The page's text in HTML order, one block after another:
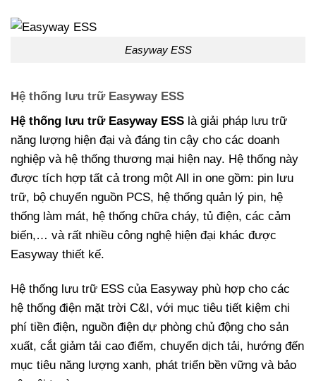
Easyway ESS
Hệ thống lưu trữ Easyway ESS
Hệ thống lưu trữ Easyway ESS là giải pháp lưu trữ
năng lượng hiện đại và đáng tin cậy cho các doanh
nghiệp và hệ thống thương mại hiện nay. Hệ thống này
được tích hợp tất cả trong một All in one gồm: pin lưu
trữ, bộ chuyển nguồn PCS, hệ thống quản lý pin, hệ
thống làm mát, hệ thống chữa cháy, tủ điện, các cảm
biến,… và rất nhiều công nghệ hiện đại khác được
Easyway thiết kế.
Hệ thống lưu trữ ESS của Easyway phù hợp cho các
hệ thống điện mặt trời C&I, với mục tiêu tiết kiệm chi
phí tiền điện, nguồn điện dự phòng chủ động cho sản
xuất, cắt giảm tải cao điểm, chuyển dịch tải, hướng đến
mục tiêu năng lượng xanh, phát triển bền vững và bảo